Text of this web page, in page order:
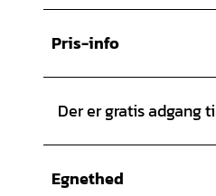
Pris-info
Der er gratis adgang
Egnethed